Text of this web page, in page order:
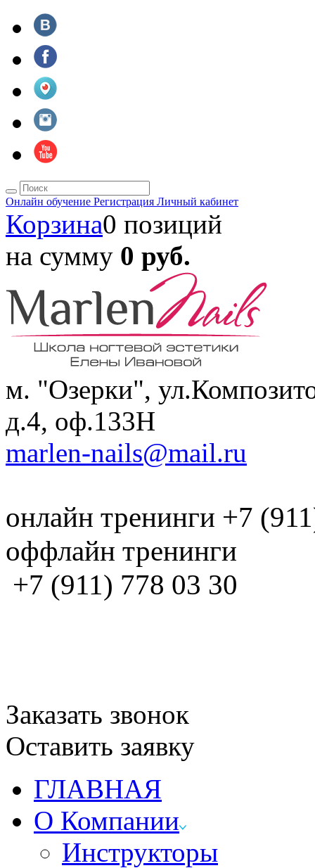
Онлайн обучение Регистрация Личный кабинет
Корзина0 позиций
на сумму 0 руб.
м. "Озерки",
д.4, оф.133H
marlen-nails@mail.ru
онлайн тренинги +7
оффлайн тренинги
+7 (911) 778 03 30
Заказать звонок
Оставить заявку
ГЛАВНАЯ
О Компании
Инструкторы